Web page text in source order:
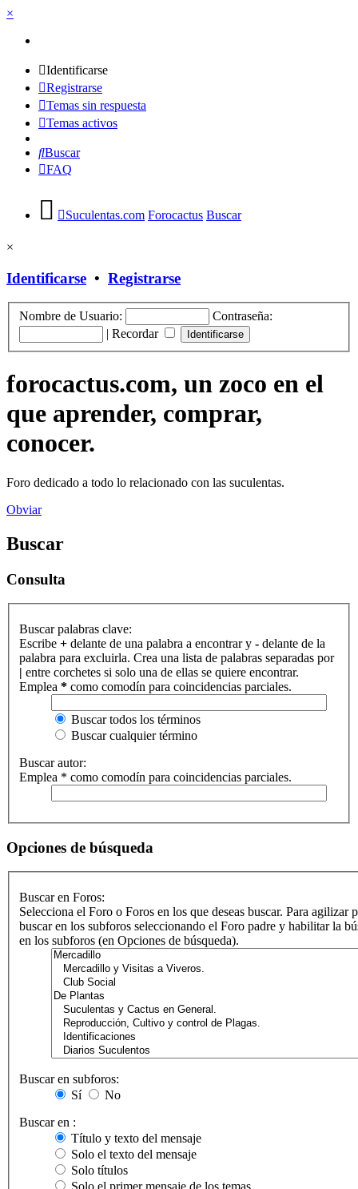
×
Identificarse
Registrarse
Temas sin respuesta
Temas activos
Buscar
FAQ
Suculentas.com Forocactus Buscar
×
Identificarse • Registrarse
Nombre de Usuario:
Contraseña:
| Recordar
forocactus.com, un zoco en el
que aprender, comprar,
conocer.
Foro dedicado a todo lo relacionado con las suculentas.
Obviar
Buscar
Consulta
Buscar palabras clave:
Escribe + delante de una palabra a encontrar y - delante de la
palabra para excluirla. Crea una lista de palabras separadas por
| entre corchetes si solo una de ellas se quiere encontrar.
Emplea * como comodín para coincidencias parciales.
Buscar todos los términos
Buscar cualquier término
Buscar autor:
Emplea * como comodín para coincidencias parciales.
Opciones de búsqueda
Buscar en Foros:
Selecciona el Foro o Foros en los que deseas buscar. Para agilizar
buscar en los subforos seleccionando el Foro padre y habilitar la
en los subforos (en Opciones de búsqueda).
Buscar en subforos:
Sí
No
Buscar en :
Título y texto del mensaje
Solo el texto del mensaje
Solo títulos
Solo el primer mensaje de los temas